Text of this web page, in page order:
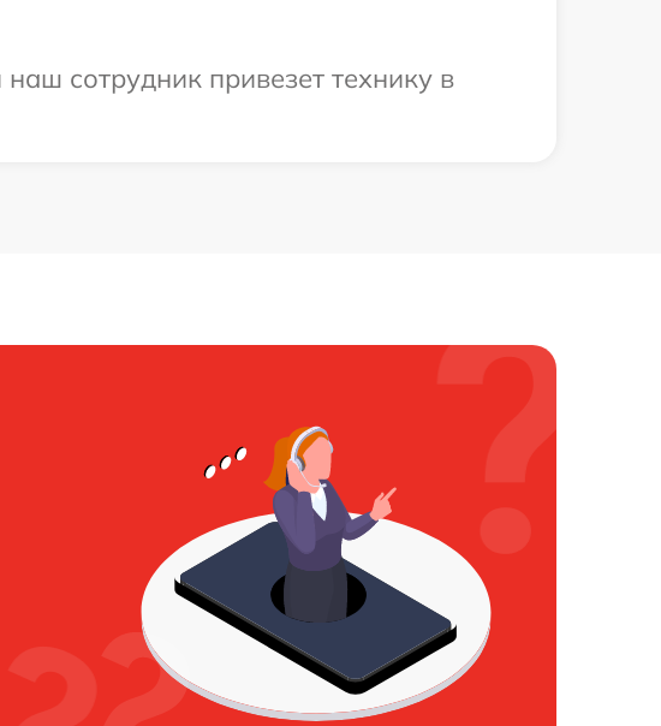
сотрудник привезет технику в